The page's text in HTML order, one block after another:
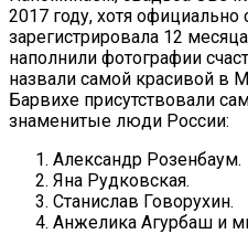
2017 году, хотя
зарегистрировала 12
наполнили фотографии
назвали самой красивой в
Барвихе присутствовали
знаменитые люди России:
Александр Розенбаум.
Яна Рудковская.
Станислав Говорухин.
Анжелика Агурбаш и